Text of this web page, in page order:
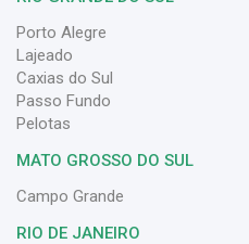
Porto Alegre
Lajeado
Caxias do Sul
Passo Fundo
Pelotas
MATO GROSSO DO SUL
Campo Grande
RIO DE JANEIRO